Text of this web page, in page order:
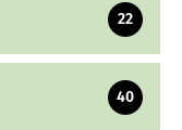
22
40